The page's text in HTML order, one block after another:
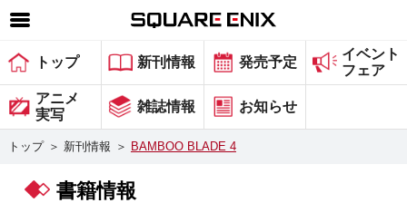
SQUARE ENIX 公式サイトメニュー
ゲーム
マガジン＆ブックス
グッズ
トップ 新刊情報 発売予定
イベント
フェア
アニメ
実写
雑誌情報 お知らせ
トップ ＞ 新刊情報 ＞ BAMBOO BLADE 4
書籍情報